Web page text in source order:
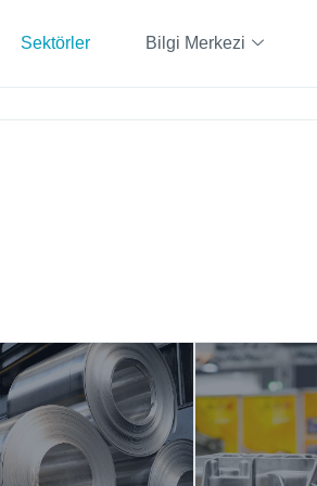
Sektörler Bilgi Merkezi